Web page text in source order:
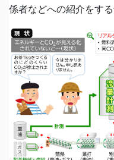
係者などへの紹介をする